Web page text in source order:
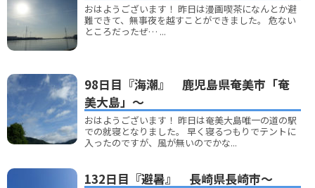
おはようございます！ 昨日は漫画喫茶になんとか避
難できて、無事夜を越すことができました。 危ない
ところだったぜ… ...
98日目『海潮』 鹿児島県奄美市「奄
美大島」～
おはようございます！ 昨日は奄美大島唯一の道の駅
での就寝となりました。 早く寝るつもりでテントに
入ったのですが、風が無いのでかな...
132日目『避暑』 長崎県長崎市～